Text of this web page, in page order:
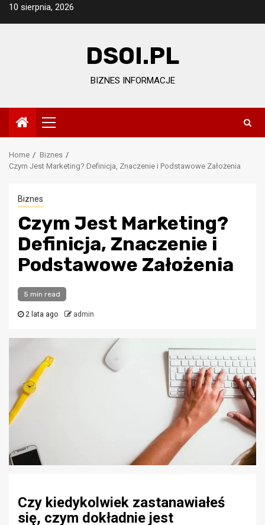
Skip10 sierpnia, 2026
DSOI.PL
BIZNES INFORMACJE
Primary
Menu
Home
Biznes
Czym Jest Marketing? Definicja, Znaczenie i Podstawowe Założenia
Biznes
Czym Jest Marketing?
Definicja, Znaczenie i
Podstawowe Założenia
5 min read
2 lata ago admin
Czy kiedykolwiek zastanawiałeś
się, czym dokładnie jest